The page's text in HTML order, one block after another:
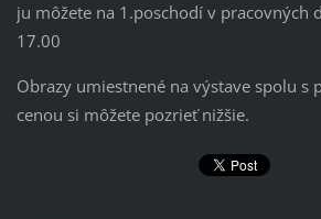
ju môžete na 1.poschodí v pracovných
17.00
Obrazy umiestnené na výstave spolu s
cenou si môžete pozrieť nižšie.